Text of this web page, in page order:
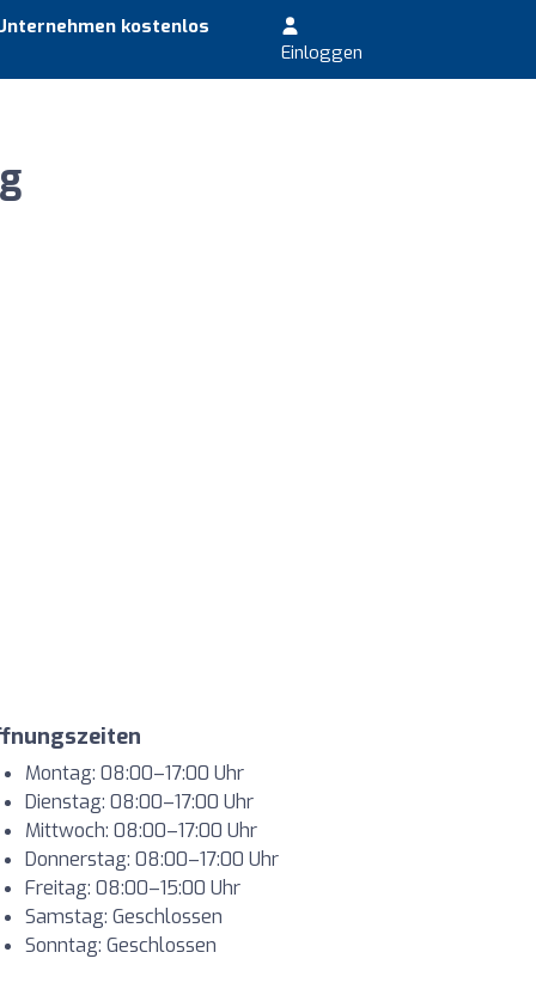
kostenlos
Einloggen
Montag: 08:00–17:00 Uhr
Dienstag: 08:00–17:00 Uhr
Mittwoch: 08:00–17:00 Uhr
Donnerstag: 08:00–17:00 Uhr
Freitag: 08:00–15:00 Uhr
Samstag: Geschlossen
Sonntag: Geschlossen